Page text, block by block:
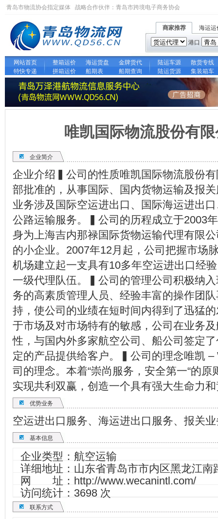
青岛市物流协会指定媒体 战略合作伙伴： 青岛市跨境电子商务协会
商家推荐 海运运
港口
网站首页 整箱运价 海运货盘 金牌货代 陆运车源
散货专线
特快专递
拼箱运价 船期表 船期查询 陆运货源 集装箱车
唯凯国际物流股份有
企业简介
企业介绍▍公司的性质唯凯国际物流股份
部批准的，从事国际、国内货物运输及报
业务涉及国际空运进出口、国际海运进出
公路运输服务。▍公司的历程成立于2003
身为上海吉内那禄国际货物运输代理有限
的小企业。2007年12月起，公司把握市场
机场建立起一支具有10多年空运进出口经
一级代理队伍。▍公司的管理公司积极纳
务的高素质管理人员、经验丰富的操作团
持，使公司的业绩在短时间内得到了迅猛
于市场及对市场特有的敏感，公司在业务
性，与国内外多家航空公司、船公司签定
定的产品提供给客户。▍公司的理念唯凯
司的理念。本着“崇尚服务，安全第一“的
实现共利双赢，创造一个具有强大生命力
优势业务
空运进出口服务、海运进出口服务、报关
基本信息
企业类型：航空运输
详细地址：山东省青岛市市内区黑龙江南
网 址： http://www.wecanintl.com/
访问统计：3698 次
联系方式